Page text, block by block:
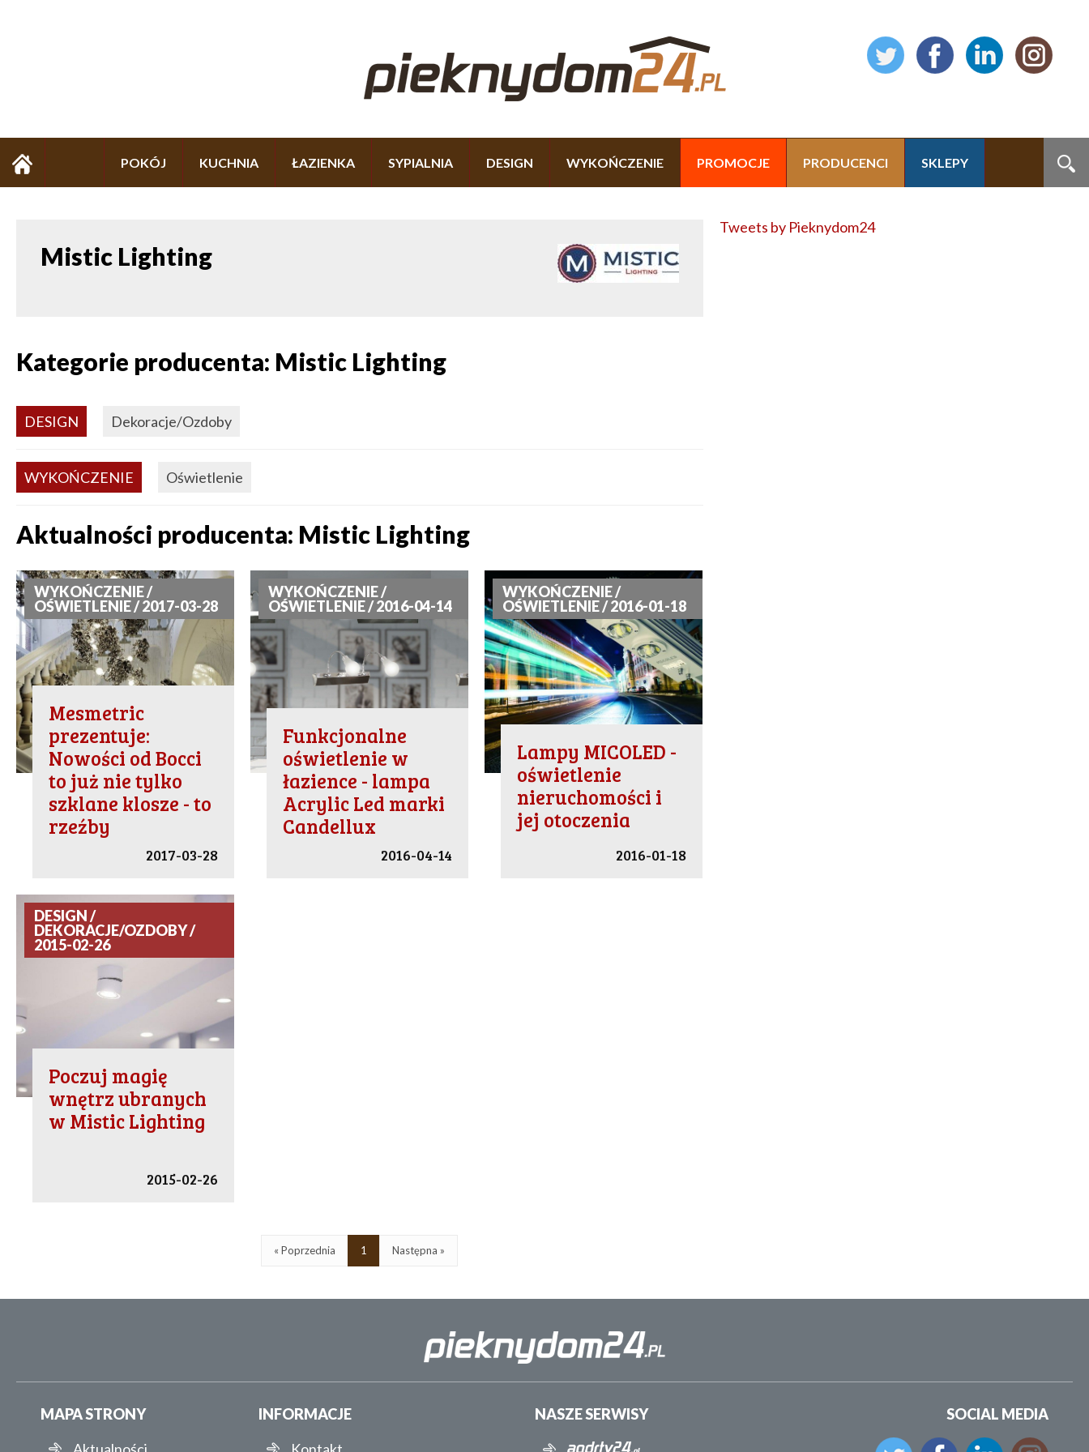
POKÓJ KUCHNIA ŁAZIENKA SYPIALNIA DESIGN WYKOŃCZENIE PROMOCJE PRODUCENCI SKLEPY
Mistic Lighting
Kategorie producenta: Mistic Lighting
DESIGN Dekoracje/Ozdoby
WYKOŃCZENIE Oświetlenie
Aktualności producenta: Mistic Lighting
WYKOŃCZENIE /
OŚWIETLENIE / 2017-03-28
Mesmetric
prezentuje:
Nowości od Bocci
to już nie tylko
szklane klosze - to
rzeźby
2017-03-28
WYKOŃCZENIE /
OŚWIETLENIE / 2016-04-14
Funkcjonalne
oświetlenie w
łazience - lampa
Acrylic Led marki
Candellux
2016-04-14
WYKOŃCZENIE /
OŚWIETLENIE / 2016-01-18
Lampy MICOLED -
oświetlenie
nieruchomości i
jej otoczenia
2016-01-18
DESIGN /
DEKORACJE/OZDOBY /
2015-02-26
Poczuj magię
wnętrz ubranych
w Mistic Lighting
2015-02-26
« Poprzednia 1 Następna »
Tweets by Pieknydom24
MAPA STRONY
INFORMACJE
NASZE SERWISY SOCIAL MEDIA